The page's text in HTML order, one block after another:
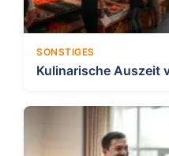
SONSTIGES
Kulinarische Auszeit